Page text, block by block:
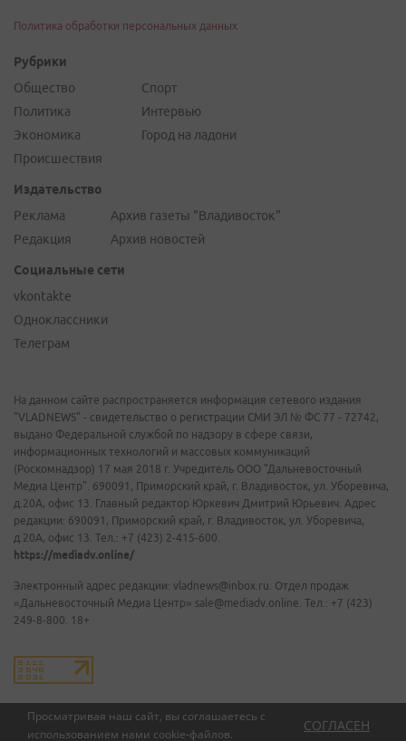
Просматривая наш сайт, вы соглашаетесь с
использованием нами cookie-файлов.
СОГЛАСЕН
Политика обработки персональных данных
Рубрики
Общество
Политика
Экономика
Происшествия
Спорт
Интервью
Город на ладони
Издательство
Реклама
Редакция
Архив газеты "Владивосток"
Архив новостей
Социальные сети
vkontakte
Одноклассники
Телеграм
На данном сайте распространяется информация сетевого издания
"VLADNEWS" - свидетельство о регистрации СМИ ЭЛ № ФС 77 - 72742,
выдано Федеральной службой по надзору в сфере связи,
информационных технологий и массовых коммуникаций
(Роскомнадзор) 17 мая 2018 г. Учредитель ООО "Дальневосточный
Медиа Центр". 690091, Приморский край, г. Владивосток, ул. Уборевича,
д.20А, офис 13. Главный редактор Юркевич Дмитрий Юрьевич. Адрес
редакции: 690091, Приморский край, г. Владивосток, ул. Уборевича,
д.20А, офис 13. Тел.: +7 (423) 2-415-600.
https://mediadv.online/
Электронный адрес редакции: vladnews@inbox.ru. Отдел продаж
«Дальневосточный Медиа Центр» sale@mediadv.online. Тел.: +7 (423)
249-8-800. 18+